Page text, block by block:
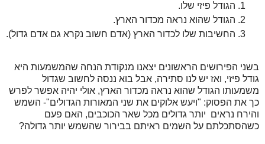
הגודל פיזי שלו.
הגודל שהוא נראה מכדור הארץ.
החשיבות שלו לכדור הארץ (אדם חשוב נקרא גם אדם גדול).
בשני הפירושים הראשונים יצאנו מנקודת הנחה שהמשמעות היא
גודל פיזי, ואז יש לנו סתירה, אבל בוא ננסה לחשוב שגדול
משמעותו הגודל שהוא נראה מכדור הארץ, אולי יהיה אפשר לפרש
כך את הפסוק: "ויעש אלוקים את שני המאורות הגדולים"- השמש
והירח נראים יותר גדולים מכל שאר הכוכבים, האם פעם
כשהסתכלתם על השמים ראיתם בבירור שהשמש יותר גדולה?